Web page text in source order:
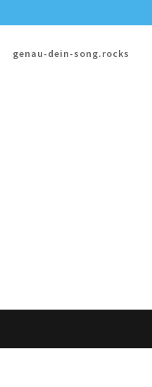
genau-dein-song.rocks